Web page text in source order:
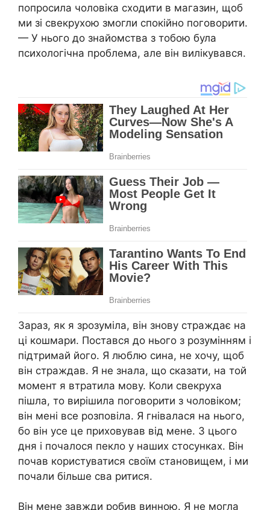
попросила чоловіка сходити в магазин, щоб
ми зі свекрухою змогли спокійно поговорити.
— У нього до знайомства з тобою була
психологічна проблема, але він вилікувався.
Зараз, як я зрозуміла, він знову страждає на
ці кошмари. Постався до нього з розумінням і
підтримай його. Я люблю сина, не хочу, щоб
він страждав. Я не знала, що сказати, на той
момент я втратила мову. Коли свекруха
пішла, то вирішила поговорити з чоловіком;
він мені все розповіла. Я гнівалася на нього,
бо він усе це приховував від мене. З цього
дня і почалося пекло у наших стосунках. Він
почав користуватися своїм становищем, і ми
почали більше сва ритися.
Він мене завжди робив винною. Я не могла